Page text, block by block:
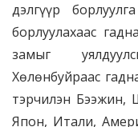
дэлгүүр
борлуулахаас
замыг
Хөлөнбуйраас
тэрчилэн Бээжин,
Япон, Итали,